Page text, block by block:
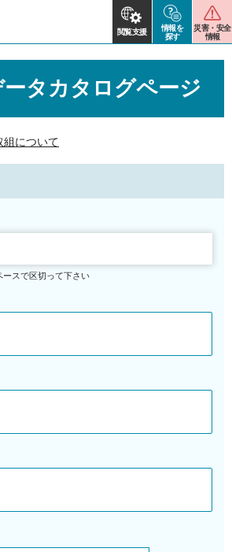
閲覧支援
情報を
探す
災害・安全
情報
タカタログページ
組について
スで区切って下さい